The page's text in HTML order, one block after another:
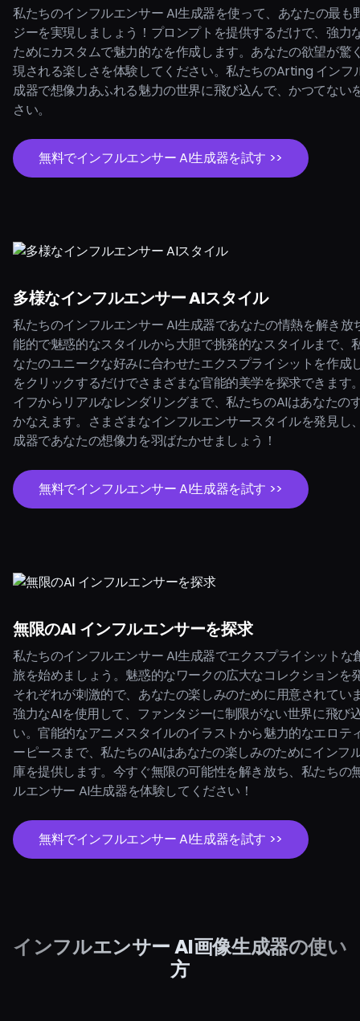
私たちのインフルエンサー AI生成器を使って、あなたの最も
ジーを実現しましょう！プロンプトを提供するだけで、強力
ためにカスタムで魅力的なを作成します。あなたの欲望が驚
現される楽しさを体験してください。私たちのArting インフ
成器で想像力あふれる魅力の世界に飛び込んで、かつてない
さい。
無料でインフルエンサー AI生成器を試す >>
多様なインフルエンサー AIスタイル
私たちのインフルエンサー AI生成器であなたの情熱を解き放
能的で魅惑的なスタイルから大胆で挑発的なスタイルまで、
なたのユニークな好みに合わせたエクスプライシットを作成
をクリックするだけでさまざまな官能的美学を探求できます
イフからリアルなレンダリングまで、私たちのAIはあなたの
かなえます。さまざまなインフルエンサースタイルを発見し
成器であなたの想像力を羽ばたかせましょう！
無料でインフルエンサー AI生成器を試す >>
無限のAI インフルエンサーを探求
私たちのインフルエンサー AI生成器でエクスプライシットな
旅を始めましょう。魅惑的なワークの広大なコレクションを
それぞれが刺激的で、あなたの楽しみのために用意されてい
強力なAIを使用して、ファンタジーに制限がない世界に飛び
い。官能的なアニメスタイルのイラストから魅力的なエロテ
ーピースまで、私たちのAIはあなたの楽しみのためにインフ
庫を提供します。今すぐ無限の可能性を解き放ち、私たちの
ルエンサー AI生成器を体験してください！
無料でインフルエンサー AI生成器を試す >>
インフルエンサー AI画像生成器の使い
方